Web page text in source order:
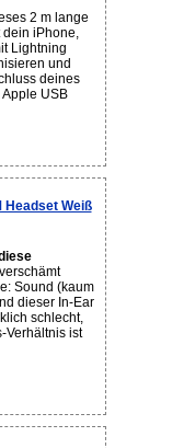
2 m lange
dein iPhone,
Lightning
und
deines
USB
Headset Weiß
Sound (kaum
dieser In-Ear
schlecht,
Verhältnis ist